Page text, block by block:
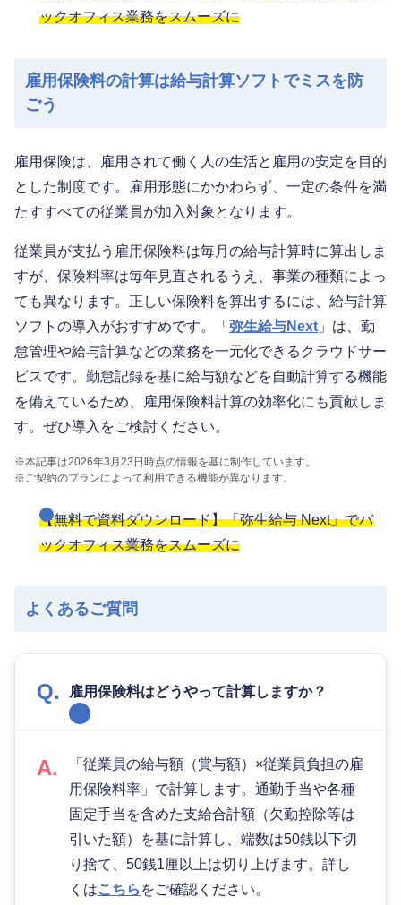
ックオフィス業務をスムーズに
雇用保険料の計算は給与計算ソフトでミスを防
ごう
雇用保険は、雇用されて働く人の生活と雇用の安定を目的
とした制度です。雇用形態にかかわらず、一定の条件を満
たすすべての従業員が加入対象となります。
従業員が支払う雇用保険料は毎月の給与計算時に算出しま
すが、保険料率は毎年見直されるうえ、事業の種類によっ
ても異なります。正しい保険料を算出するには、給与計算
ソフトの導入がおすすめです。「 弥生給与Next 」は、勤
怠管理や給与計算などの業務を一元化できるクラウドサー
ビスです。勤怠記録を基に給与額などを自動計算する機能
を備えているため、雇用保険料計算の効率化にも貢献しま
す。ぜひ導入をご検討ください。
※本記事は2026年3月23日時点の情報を基に制作しています。
※ご契約のプランによって利用できる機能が異なります。
【無料で資料ダウンロード】「弥生給与 Next」でバ
ックオフィス業務をスムーズに
よくあるご質問
雇用保険料はどうやって計算しますか？
「従業員の給与額（賞与額）×従業員負担の雇
用保険料率」で計算します。通勤手当や各種
固定手当を含めた支給合計額（欠勤控除等は
引いた額）を基に計算し、端数は50銭以下切
り捨て、50銭1厘以上は切り上げます。詳し
くはこちら をご確認ください。